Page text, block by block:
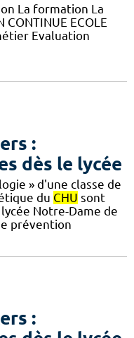
La formation La
ECOLE
Evaluation
:
dès le lycée
» d'une classe de
du CHU sont
Notre-Dame de
prévention
: